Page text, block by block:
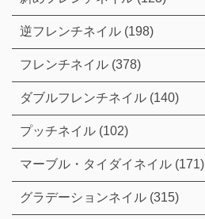
逆フレンチネイル (198)
フレンチネイル (378)
ダブルフレンチネイル (140)
プッチネイル (102)
マーブル・タイダイネイル (171)
グラデーションネイル (315)